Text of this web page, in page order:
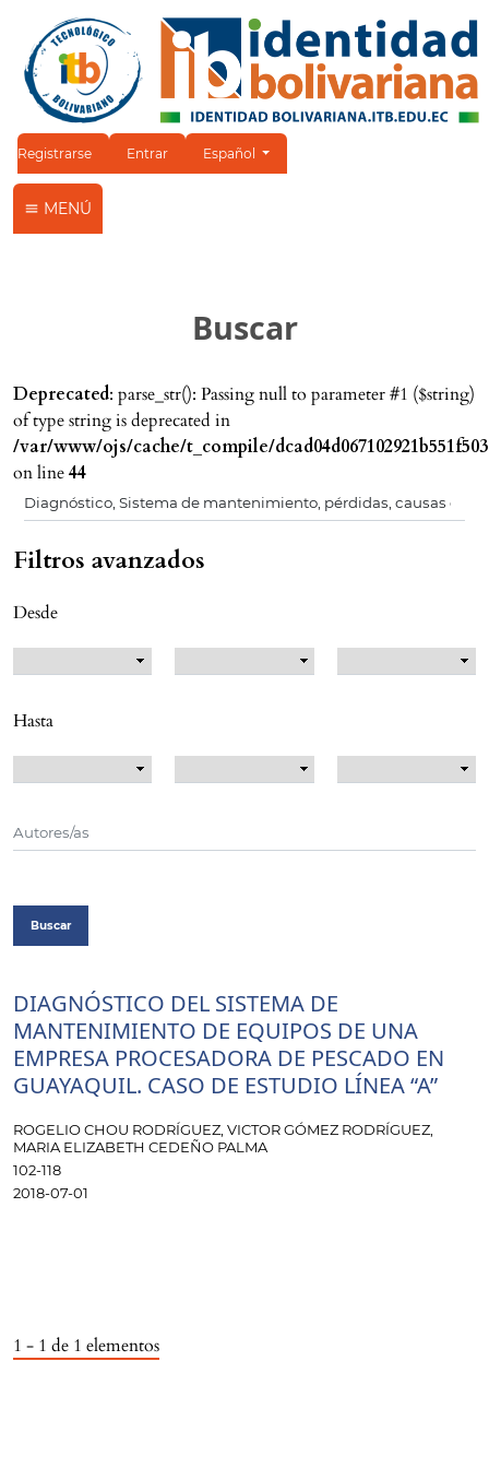
Registrarse Entrar Cambiar el idioma. El idioma actual es:
Español
MENÚ
Buscar
Deprecated: parse_str(): Passing null to parameter #1 ($string)
of type string is deprecated in
/var/www/ojs/cache/t_compile/
on line44
Filtros avanzados
Desde
Hasta
Buscar
DIAGNÓSTICO DEL SISTEMA DE
MANTENIMIENTO DE EQUIPOS DE UNA
EMPRESA PROCESADORA DE PESCADO EN
GUAYAQUIL. CASO DE ESTUDIO LÍNEA “A”
ROGELIO CHOU RODRÍGUEZ, VICTOR GÓMEZ RODRÍGUEZ,
MARIA ELIZABETH CEDEÑO PALMA
102-118
2018-07-01
1 - 1 de 1 elementos